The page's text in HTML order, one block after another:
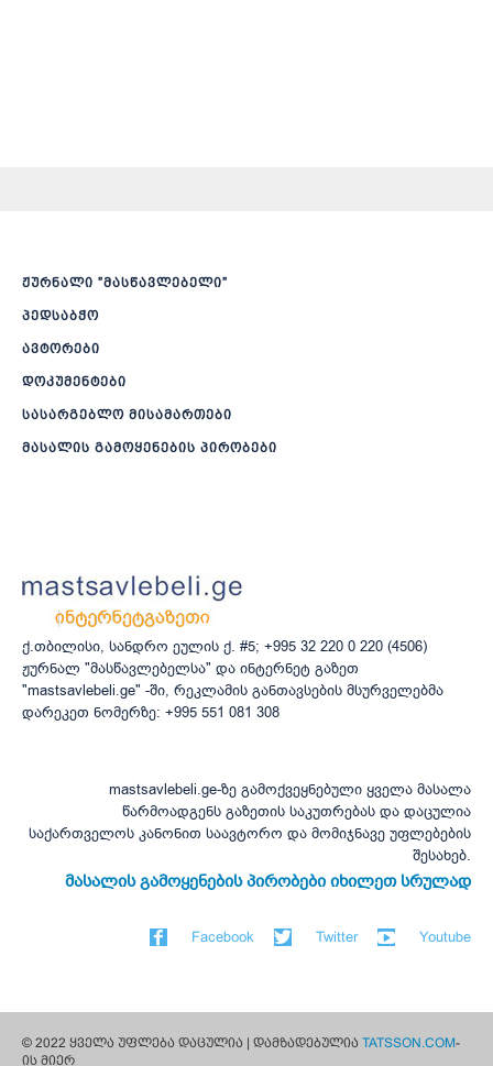
ჟურნალი ”მასწავლებელი”
პედსაბჭო
ავტორები
დოკუმენტები
სასარგებლო მისამართები
მასალის გამოყენების პირობები
ქ.თბილისი, სანდრო ეულის ქ. #5; +995 32 220 0 220 (4506)
ჟურნალ "მასწავლებელსა" და ინტერნეტ გაზეთ
"mastsavlebeli.ge" -ში, რეკლამის განთავსების მსურველებმა
დარეკეთ ნომერზე: +995 551 081 308
mastsavlebeli.ge-ზე გამოქვეყნებული ყველა მასალა
წარმოადგენს გაზეთის საკუთრებას და დაცულია
საქართველოს კანონით საავტორო და მომიჯნავე უფლებების
შესახებ.
მასალის გამოყენების პირობები იხილეთ სრულად
Facebook Twitter Youtube
© 2022 ყველა უფლება დაცულია | დამზადებულია TATSSON.COM-
ის მიერ